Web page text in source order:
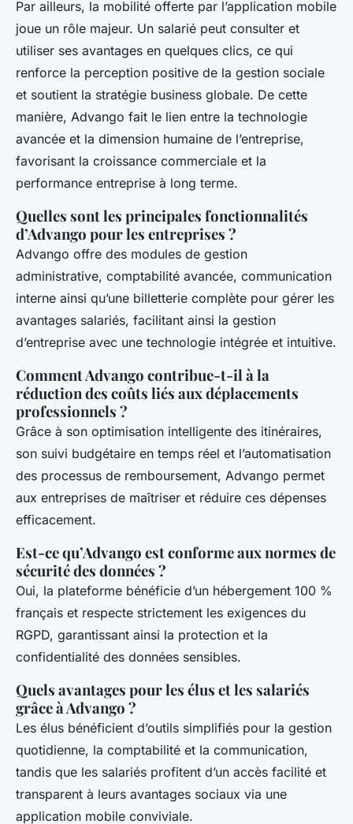
Par ailleurs, la mobilité offerte par l’application mobile
joue un rôle majeur. Un salarié peut consulter et
utiliser ses avantages en quelques clics, ce qui
renforce la perception positive de la gestion sociale
et soutient la stratégie business globale. De cette
manière, Advango fait le lien entre la technologie
avancée et la dimension humaine de l’entreprise,
favorisant la croissance commerciale et la
performance entreprise à long terme.
Quelles sont les principales fonctionnalités
d’Advango pour les entreprises ?
Advango offre des modules de gestion
administrative, comptabilité avancée, communication
interne ainsi qu’une billetterie complète pour gérer les
avantages salariés, facilitant ainsi la gestion
d’entreprise avec une technologie intégrée et intuitive.
Comment Advango contribue-t-il à la
réduction des coûts liés aux déplacements
professionnels ?
Grâce à son optimisation intelligente des itinéraires,
son suivi budgétaire en temps réel et l’automatisation
des processus de remboursement, Advango permet
aux entreprises de maîtriser et réduire ces dépenses
efficacement.
Est-ce qu’Advango est conforme aux normes de
sécurité des données ?
Oui, la plateforme bénéficie d’un hébergement 100 %
français et respecte strictement les exigences du
RGPD, garantissant ainsi la protection et la
confidentialité des données sensibles.
Quels avantages pour les élus et les salariés
grâce à Advango ?
Les élus bénéficient d’outils simplifiés pour la gestion
quotidienne, la comptabilité et la communication,
tandis que les salariés profitent d’un accès facilité et
transparent à leurs avantages sociaux via une
application mobile conviviale.